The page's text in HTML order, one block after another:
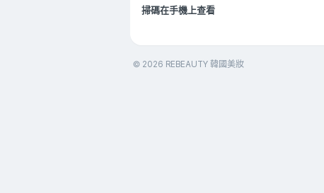
掃碼在手機上查看
© 2026 REBEAUTY 韓國美妝